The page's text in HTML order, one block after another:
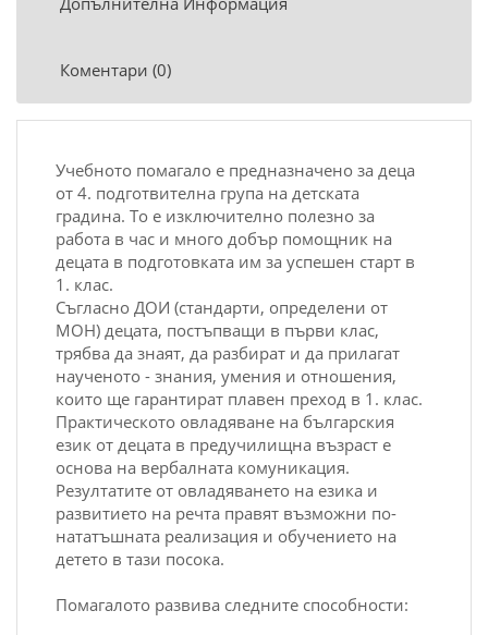
Коментари (0)
Учебното помагало е предназначено за деца
от 4. подготвителна група на детската
градина. То е изключително полезно за
работа в час и много добър помощник на
децата в подготовката им за успешен старт в
1. клас.
Съгласно ДОИ (стандарти, определени от
МОН) децата, постъпващи в първи клас,
трябва да знаят, да разбират и да прилагат
наученото - знания, умения и отношения,
които ще гарантират плавен преход в 1. клас.
Практическото овладяване на българския
език от децата в предучилищна възраст е
основа на вербалната комуникация.
Резултатите от овладяването на езика и
развитието на речта правят възможни по-
нататъшната реализация и обучението на
детето в тази посока.
Помагалото развива следните способности: